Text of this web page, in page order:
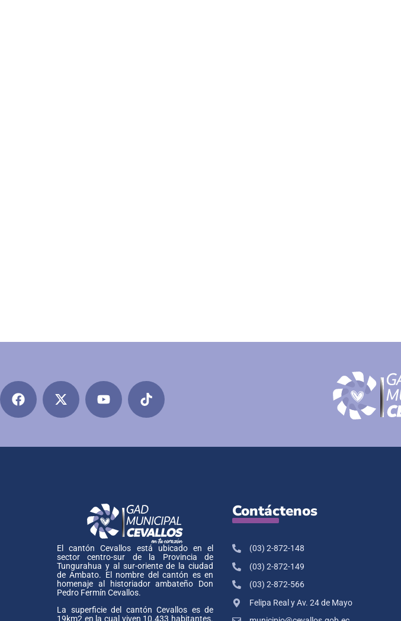
El cantón Cevallos está ubicado en el
sector centro-sur de la Provincia de
Tungurahua y al sur-oriente de la ciudad
de Ambato. El nombre del cantón es en
homenaje al historiador ambateño Don
Pedro Fermín Cevallos.
La superficie del cantón Cevallos es de
Contáctenos
(03) 2-872-148
(03) 2-872-149
(03) 2-872-566
Felipa Real y Av. 24 de Mayo